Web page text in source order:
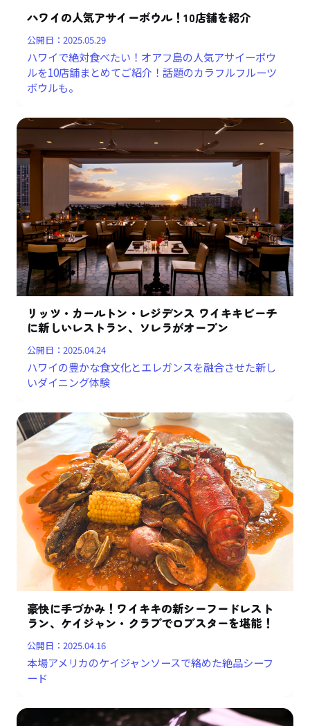
ハワイの人気アサイーボウル！10店舗を紹介
公開日：2025.05.29
ハワイで絶対食べたい！オアフ島の人気アサイーボウ
ルを10店舗まとめてご紹介！話題のカラフルフルーツ
ボウルも。
リッツ・カールトン・レジデンス ワイキキビーチ
に新しいレストラン、ソレラがオープン
公開日：2025.04.24
ハワイの豊かな食文化とエレガンスを融合させた新し
いダイニング体験
豪快に手づかみ！ワイキキの新シーフードレスト
ラン、ケイジャン・クラブでロブスターを堪能！
公開日：2025.04.16
本場アメリカのケイジャンソースで絡めた絶品シーフ
ード